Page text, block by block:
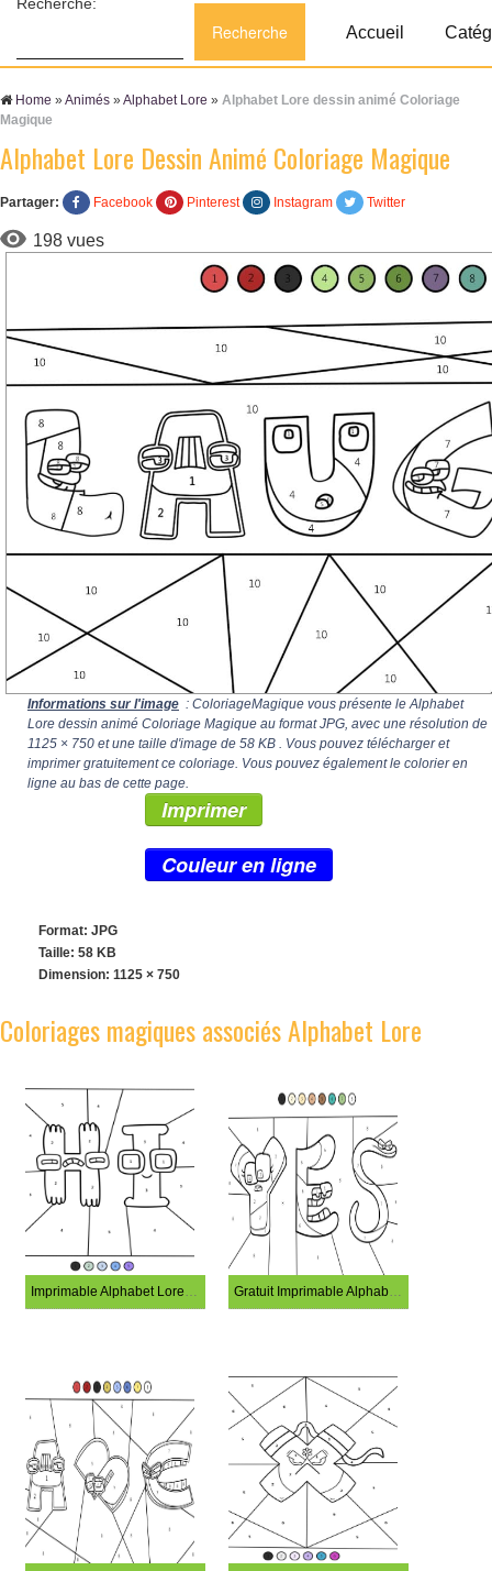
Accueil
Home »Animés »Alphabet Lore » Alphabet Lore dessin animé Coloriage
Magique
Alphabet Lore Dessin Animé Coloriage Magique
Partager: Facebook Pinterest Instagram Twitter
198 vues
Informations sur l'image : ColoriageMagique vous présente le Alphabet
Lore dessin animé Coloriage Magique au format JPG, avec une résolution de
1125 × 750 et une taille d'image de 58 KB . Vous pouvez télécharger et
imprimer gratuitement ce coloriage. Vous pouvez également le colorier en
ligne au bas de cette page.
Imprimer
Couleur en ligne
Format: JPG
Taille: 58 KB
Dimension: 1125 × 750
Coloriages magiques associés Alphabet Lore
Imprimable Alphabet Lore Coloriage Magique Gratuit Imprimable Alphabet Lore Coloriage Magique